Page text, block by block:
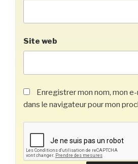
Site web
Enregistrer mon nom, mon
dans le navigateur pour mon